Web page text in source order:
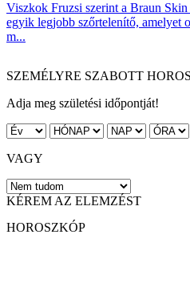
Viszkok Fruzsi szerint a Braun
egyik legjobb szőrtelenítő, amelyet
m...
SZEMÉLYRE SZABOTT
Adja meg születési időpontját!
VAGY
KÉREM AZ ELEMZÉST
HOROSZKÓP